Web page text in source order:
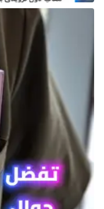
%D8%AA%D9%81
%D9%85%D8%A7-
%D9%84%D8%A7-
%D8%A3%D9%86-
apple/